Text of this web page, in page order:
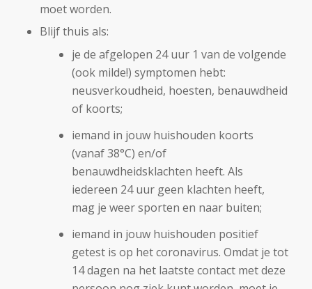
moet worden.
Blijf thuis als:
je de afgelopen 24 uur 1 van de volgende
(ook milde!) symptomen hebt:
neusverkoudheid, hoesten, benauwdheid
of koorts;
iemand in jouw huishouden koorts
(vanaf 38°C) en/of
benauwdheidsklachten heeft. Als
iedereen 24 uur geen klachten heeft,
mag je weer sporten en naar buiten;
iemand in jouw huishouden positief
getest is op het coronavirus. Omdat je tot
14 dagen na het laatste contact met deze